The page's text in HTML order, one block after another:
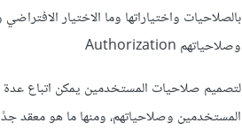
وصلاحياتهم Authorization
لتصميم صلاحيات المستخدمين يمكن اتباع عدة
المستخدمين وصلاحياتهم، ومنها ما هو معقد